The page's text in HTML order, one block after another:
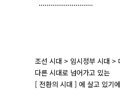
............................
조선 시대 > 임시정부 시대 >
다른 시대로 넘어가고 있는
[ 전환의 시대 ] 에 살고 있기에